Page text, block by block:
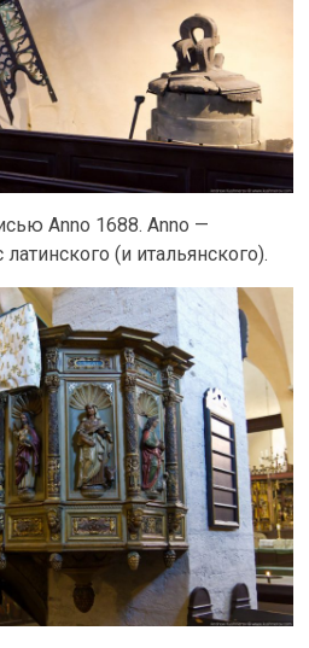
Anno 1688. Anno —
(и итальянского).